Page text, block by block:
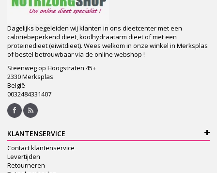
Dagelijks begeleiden wij klanten in ons dieetcenter met een
caloriebeperkend dieet, koolhydraatarm dieet of met een
proteinedieet (eiwitdieet). Wees welkom in onze winkel in Merksplas
of bestel betrouwbaar via de online webshop !
Steenweg op Hoogstraten 45+
2330 Merksplas
België
0032484331407
KLANTENSERVICE
Contact klantenservice
Levertijden
Retourneren